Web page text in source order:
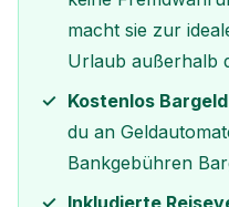
macht sie zur
Urlaub außerhalb
Kostenlos
du an
Bankgebühren
Inkludierte